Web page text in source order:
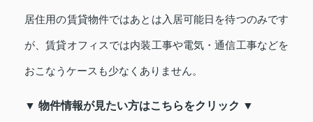
居住用の賃貸物件ではあとは入居可能日を待つのみです
が、賃貸オフィスでは内装工事や電気・通信工事などを
おこなうケースも少なくありません。
▼ 物件情報が見たい方はこちらをクリック ▼